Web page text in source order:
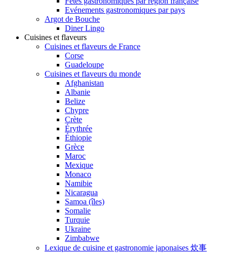
Evénements gastronomiques par pays
Argot de Bouche
Diner Lingo
Cuisines et flaveurs
Cuisines et flaveurs de France
Corse
Guadeloupe
Cuisines et flaveurs du monde
Afghanistan
Albanie
Belize
Chypre
Crète
Érythrée
Éthiopie
Grèce
Maroc
Mexique
Monaco
Namibie
Nicaragua
Samoa (îles)
Somalie
Turquie
Ukraine
Zimbabwe
Lexique de cuisine et gastronomie japonaises 炊事